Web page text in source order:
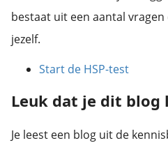
bestaat uit een aantal
jezelf.
Start de HSP-test
Leuk dat je dit blog
Je leest een blog uit de